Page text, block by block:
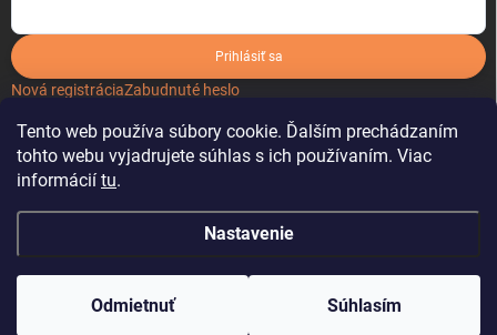
Tento web používa súbory cookie. Ďalším prechádzaním
tohto webu vyjadrujete súhlas s ich používaním. Viac
informácií tu.
Nastavenie
Odmietnuť Súhlasím
Prihlásiť sa
Nová registráciaZabudnuté heslo
Vytvoril Shoptet
Copyright 2026 kartonoveobaly.sk . Všetky práva vyhradené.